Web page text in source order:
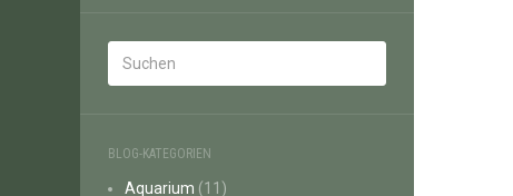
BLOG-KATEGORIEN
Aquarium (11)